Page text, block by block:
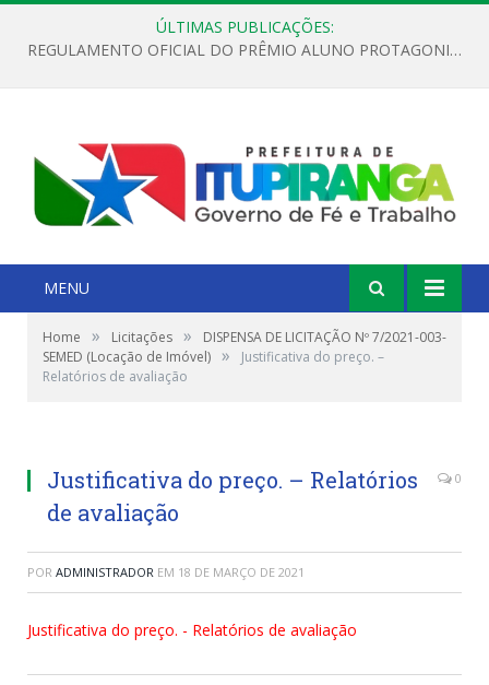
ÚLTIMAS PUBLICAÇÕES:
REGULAMENTO OFICIAL DO PRÊMIO ALUNO PROTAGONISTA – EDIÇÃO 2026
MENU
Home » Licitações »
DISPENSA DE LICITAÇÃO Nº 7/2021-003-
SEMED (Locação de Imóvel) »
Justificativa do preço. –
Relatórios de avaliação
Justificativa do preço. – Relatórios
de avaliação
0
POR ADMINISTRADOR EM 18 DE MARÇO DE 2021
Justificativa do preço. - Relatórios de avaliação